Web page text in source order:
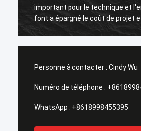
important pour le technique et
font a épargné le coût de projet
aide à gagner un bon nombre de
gratitude à HAIHONG, merci pour
grand appui et coopération
Personne à contacter : Cindy Wu
Numéro de téléphone :
WhatsApp : +8618998455395